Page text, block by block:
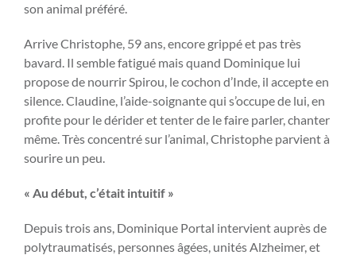
son animal préféré.
Arrive Christophe, 59 ans, encore grippé et pas très
bavard. Il semble fatigué mais quand Dominique lui
propose de nourrir Spirou, le cochon d’Inde, il accepte en
silence. Claudine, l’aide-soignante qui s’occupe de lui, en
profite pour le dérider et tenter de le faire parler, chanter
même. Très concentré sur l’animal, Christophe parvient à
sourire un peu.
« Au début, c’était intuitif »
Depuis trois ans, Dominique Portal intervient auprès de
polytraumatisés, personnes âgées, unités Alzheimer, et